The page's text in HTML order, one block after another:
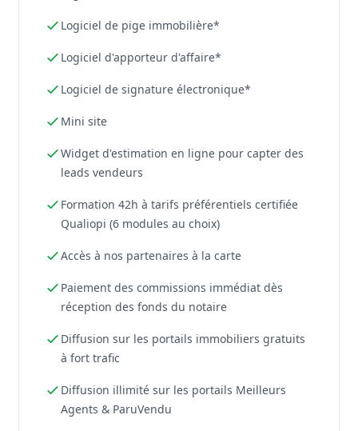
Logiciel de pige immobilière*
Logiciel d'apporteur d'affaire*
Logiciel de signature électronique*
Mini site
Widget d'estimation en ligne pour capter des
leads vendeurs
Formation 42h à tarifs préférentiels certifiée
Qualiopi (6 modules au choix)
Accès à nos partenaires à la carte
Paiement des commissions immédiat dès
réception des fonds du notaire
Diffusion sur les portails immobiliers gratuits
à fort trafic
Diffusion illimité sur les portails Meilleurs
Agents & ParuVendu